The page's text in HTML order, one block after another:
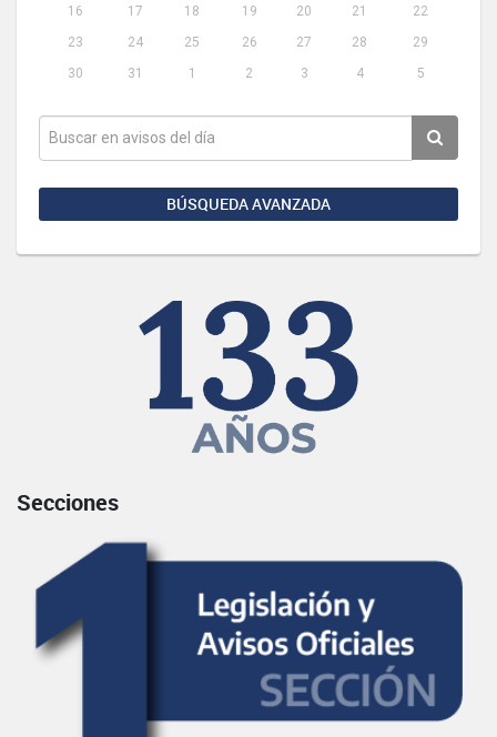
16
17 18 19 20 21
22
23
24 25 26 27 28
29
30
31 1 2 3 4 5
BÚSQUEDA AVANZADA
Secciones